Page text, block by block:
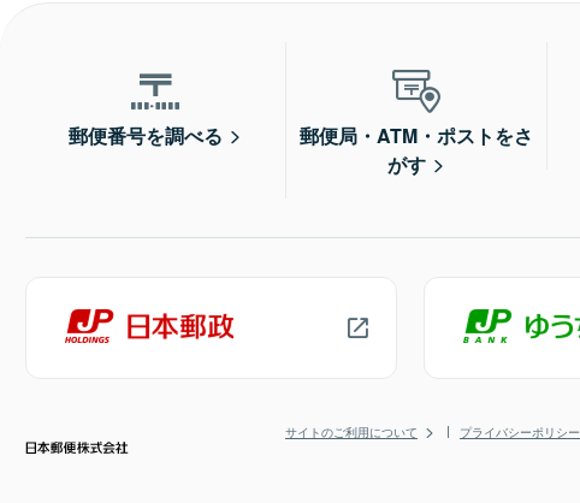
郵便番号を調べる
郵便局・ATM・ポストをさ
がす
サイトのご利用について プライバシーポリシー